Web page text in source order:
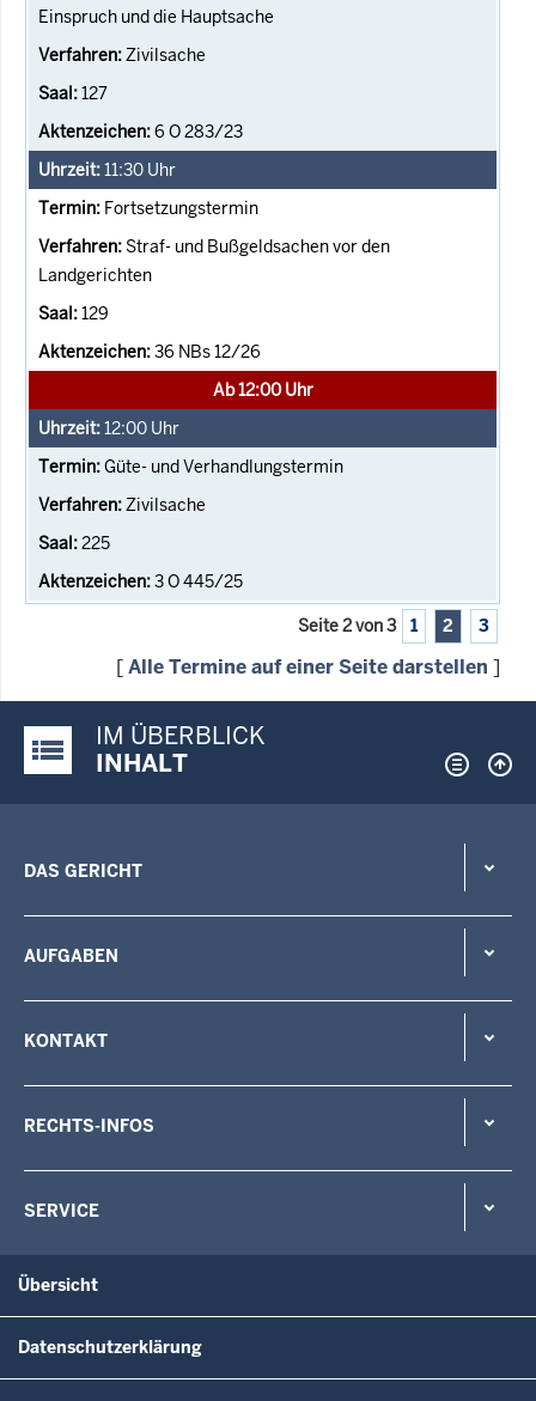
Einspruch und die Hauptsache
Zivilsache
127
6 O 283/23
11:30 Uhr
Fortsetzungstermin
Straf- und Bußgeldsachen vor den
Landgerichten
129
36 NBs 12/26
Ab 12:00 Uhr
12:00 Uhr
Güte- und Verhandlungstermin
Zivilsache
225
3 O 445/25
Seite 2 von 3 1 2 3
[Alle Termine auf einer Seite darstellen ]
Justiz-Portal im Überblick:
IM ÜBERBLICK
INHALT
DAS GERICHT
AUFGABEN
KONTAKT
RECHTS-INFOS
SERVICE
Übersicht
Datenschutzerklärung